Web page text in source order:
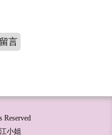
言
小姐